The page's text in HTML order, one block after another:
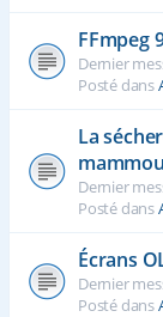
FFmpeg
Dernier
Posté dans
La
Dernier
Posté dans
Écrans
Dernier
Posté dans